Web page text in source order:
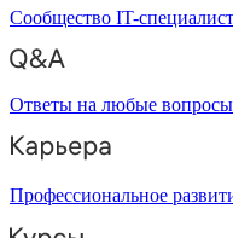
Сообщество IT-
Ответы на любые
Профессиональное